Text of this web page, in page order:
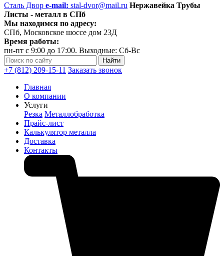
Сталь Двор e-mail: stal-dvor@mail.ru Нержавейка Трубы
Листы - металл в СПб
Мы находимся по адресу:
СПб, Московское шоссе дом 23Д
Время работы:
пн-пт с 9:00 до 17:00. Выходные: Сб-Вс
+7 (812) 209-15-11 Заказать звонок
Главная
О компании
Услуги
Резка Металлобработка
Прайс-лист
Калькулятор металла
Доставка
Контакты